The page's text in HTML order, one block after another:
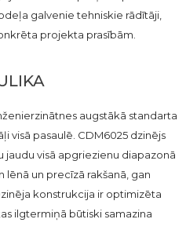
galvenie tehniskie rādītāji,
projekta prasībām.
augstākā standarta
visā pasaulē. CDM6025 dzinējs
jaudu visā apgriezienu diapazonā
un precīzā rakšanā, gan
konstrukcija ir optimizēta
ilgtermiņā būtiski samazina